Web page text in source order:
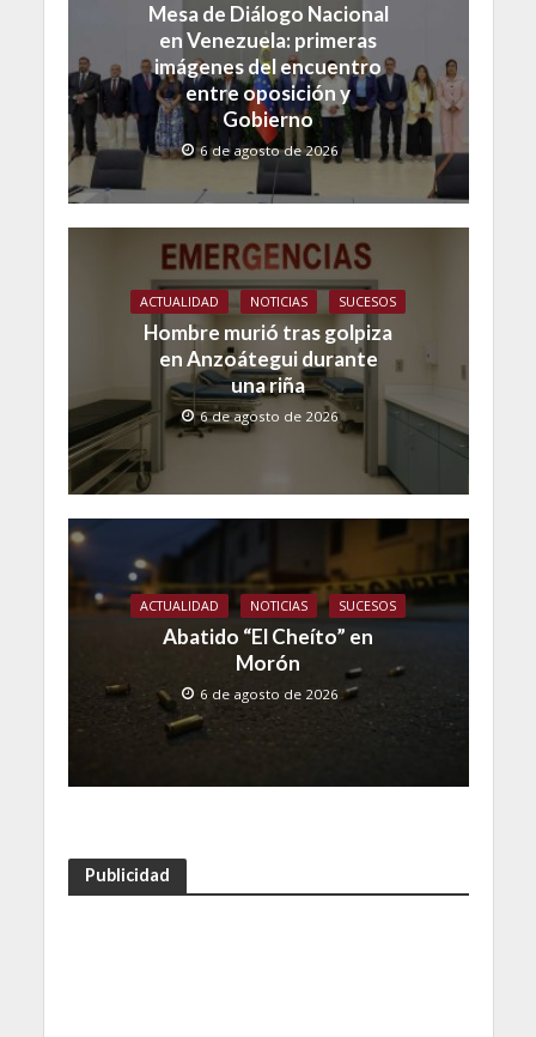
Mesa de Diálogo Nacional
en Venezuela: primeras
imágenes del encuentro
entre oposición y
Gobierno
6 de agosto de 2026
ACTUALIDAD NOTICIAS SUCESOS
Hombre murió tras golpiza
en Anzoátegui durante
una riña
6 de agosto de 2026
ACTUALIDAD NOTICIAS SUCESOS
Abatido “El Cheíto” en
Morón
6 de agosto de 2026
Publicidad